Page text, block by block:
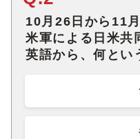
10月26日から11
米軍による日米共
英語から、何とい